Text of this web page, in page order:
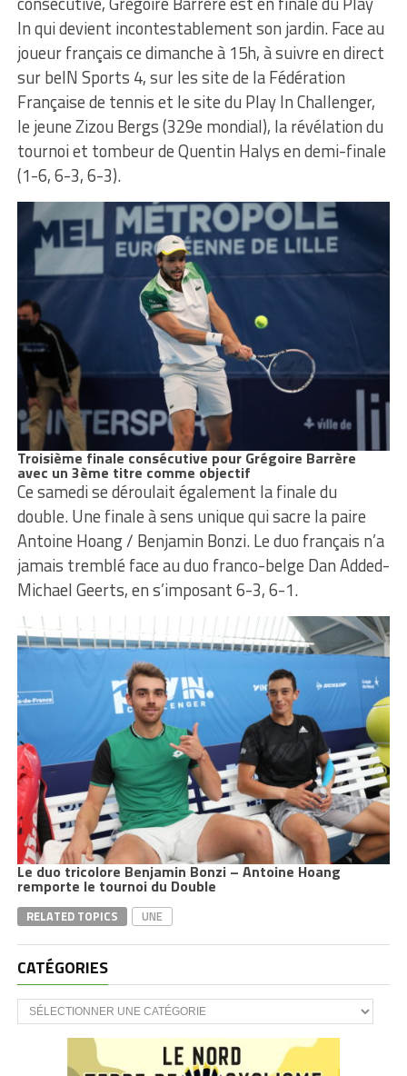
In qui devient incontestablement son jardin. Face au
joueur français ce dimanche à 15h, à suivre en direct
sur beIN Sports 4, sur les site de la Fédération
Française de tennis et le site du Play In Challenger,
le jeune Zizou Bergs (329e mondial), la révélation du
tournoi et tombeur de Quentin Halys en demi-finale
(1-6, 6-3, 6-3).
Troisième finale consécutive pour Grégoire Barrère
avec un 3ème titre comme objectif
Ce samedi se déroulait également la finale du
double. Une finale à sens unique qui sacre la paire
Antoine Hoang / Benjamin Bonzi. Le duo français n’a
jamais tremblé face au duo franco-belge Dan Added-
Michael Geerts, en s’imposant 6-3, 6-1.
Le duo tricolore Benjamin Bonzi – Antoine Hoang
remporte le tournoi du Double
RELATED TOPICS UNE
CATÉGORIES
CATÉGORIES